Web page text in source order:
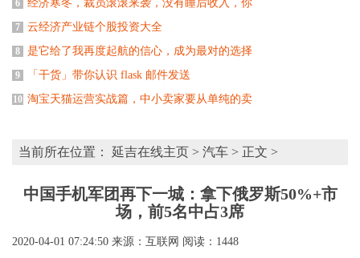
6 经济寒冬，裁员滚滚来袭，没有睡后收入，你
7 云经济产业链个股投资大全
8 是它给了我再度起航的信心，成为最对的选择
9 「干货」带你认识 flask 邮件发送
10 淘宝天猫运营实战篇，中小卖家要从单纯的卖
当前所在位置： 延吉在线主页 > 汽车 > 正文 >
中国手机军团再下一城：拿下俄罗斯50%+市
场，前5名中占3席
2020-04-01 07:24:50 来源：互联网 阅读：1448